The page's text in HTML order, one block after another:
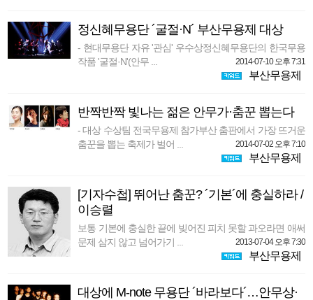
정신혜무용단 ´굴절·N´ 부산무용제 대상
- 현대무용단 자유 '관심' 우수상정신혜무용단의 한국무용
작품 '굴절·N'(안무 ...
2014-07-10 오후 7:31
부산무용제
반짝반짝 빛나는 젊은 안무가·춤꾼 뽑는다
- 대상 수상팀 전국무용제 참가부산 춤판에서 가장 뜨거운
춤꾼을 뽑는 축제가 벌어 ...
2014-07-02 오후 7:10
부산무용제
[기자수첩] 뛰어난 춤꾼? ´기본´에 충실하라 /
이승렬
보통 기본에 충실한 끝에 빚어진 피치 못할 과오라면 애써
문제 삼지 않고 넘어가기 ...
2013-07-04 오후 7:30
부산무용제
대상에 M-note 무용단 ´바라보다´…안무상·